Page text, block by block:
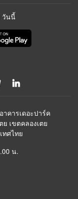
วันนี้
าคารเดอะปาร์ค
เขตคลองเตย
ทศไทย
น.